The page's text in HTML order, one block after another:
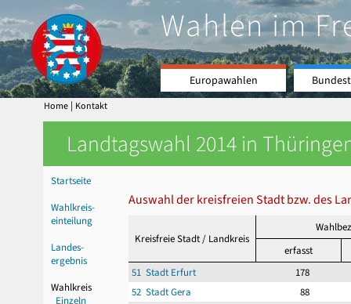
Wahlen im
Europawahlen
Home | Kontakt
Landtagswahl 2014 in
Startseite
Wahlkreis-
einteilung
Landes-
ergebnis
Wahlkreis
Einzeln
Auswahl der kreisfreien Stadt bzw. des
Kreisfreie Stadt / Landkreis
erfasst
51 Stadt Erfurt
178
52 Stadt Gera
88